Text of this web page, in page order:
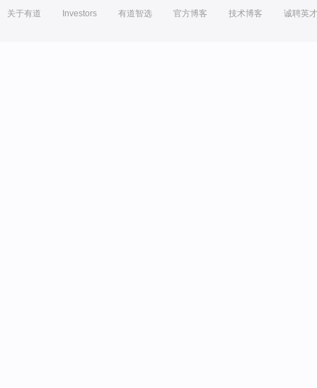
关于有道 Investors 有道智选 官方博客 技术博客 诚聘英才